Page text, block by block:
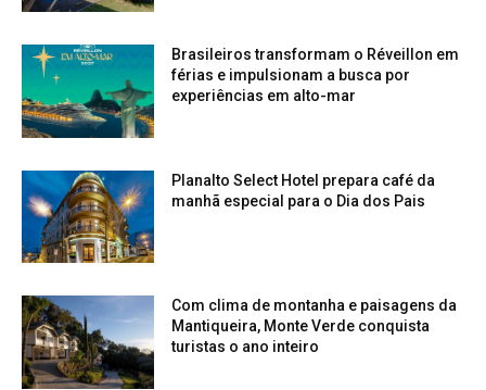
Brasileiros transformam o Réveillon em
férias e impulsionam a busca por
experiências em alto-mar
Planalto Select Hotel prepara café da
manhã especial para o Dia dos Pais
Com clima de montanha e paisagens da
Mantiqueira, Monte Verde conquista
turistas o ano inteiro